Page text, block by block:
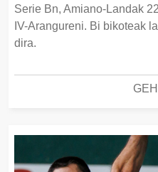
Serie Bn, Amiano-Landak
IV-Arangureni. Bi bikoteak
dira.